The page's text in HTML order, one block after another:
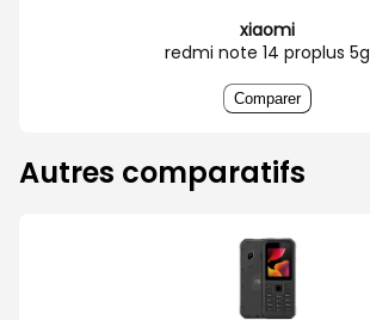
xiaomi
redmi note 14 proplus 5g
Comparer
Autres comparatifs